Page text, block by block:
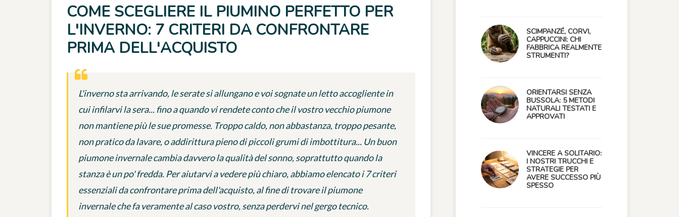
COME SCEGLIERE IL PIUMINO PERFETTO PER
L'INVERNO: 7 CRITERI DA CONFRONTARE
PRIMA DELL'ACQUISTO
L'inverno sta arrivando, le serate si allungano e voi sognate un letto accogliente in
cui infilarvi la sera... fino a quando vi rendete conto che il vostro vecchio piumone
non mantiene più le sue promesse. Troppo caldo, non abbastanza, troppo pesante,
non pratico da lavare, o addirittura pieno di piccoli grumi di imbottitura... Un buon
piumone invernale cambia davvero la qualità del sonno, soprattutto quando la
stanza è un po' fredda. Per aiutarvi a vedere più chiaro, abbiamo elencato i 7 criteri
essenziali da confrontare prima dell'acquisto, al fine di trovare il piumone
invernale che fa veramente al caso vostro, senza perdervi nel gergo tecnico.
SCIMPANZÉ, CORVI,
CAPPUCCINI: CHI
FABBRICA REALMENTE
STRUMENTI?
ORIENTARSI SENZA
BUSSOLA: 5 METODI
NATURALI TESTATI E
APPROVATI
VINCERE A SOLITARIO:
I NOSTRI TRUCCHI E
STRATEGIE PER
AVERE SUCCESSO PIÙ
SPESSO